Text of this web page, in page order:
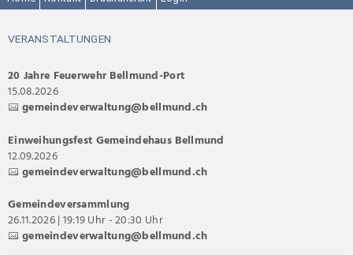
VERANSTALTUNGEN
20 Jahre Feuerwehr Bellmund-Port
15.08.2026
gemeindeverwaltung@bellmund.ch
Einweihungsfest Gemeindehaus Bellmund
12.09.2026
gemeindeverwaltung@bellmund.ch
Gemeindeversammlung
26.11.2026 | 19:19 Uhr - 20:30 Uhr
gemeindeverwaltung@bellmund.ch